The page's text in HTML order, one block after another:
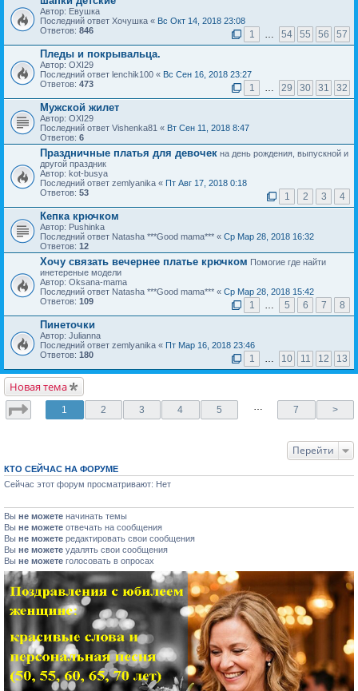
Автор: Евушка
Последний ответ Хочушка « Вс Окт 14, 2018 23:08
Ответов: 846 1 … 54 55 56 57
Пледы и покрывальца.
Автор: OXI29
Последний ответ lenchik100 « Вс Сен 16, 2018 23:27
Ответов: 473 1 … 29 30 31 32
Мужской жилет
Автор: OXI29
Последний ответ Vishenka81 « Вт Сен 11, 2018 8:47
Ответов: 6
Праздничные платья для девочек на день рождения, выпускной и
другой праздник
Автор: kot-busya
Последний ответ zemlyanika « Пт Авг 17, 2018 0:18
Ответов: 53 1 2 3 4
Кепка крючком
Автор: Pushinka
Последний ответ Natasha ***Good mama*** « Ср Мар 28, 2018 16:32
Ответов: 12
Хочу связать вечернее платье крючком Помогие где найти
инетереные модели
Автор: Oksana-mama
Последний ответ Natasha ***Good mama*** « Ср Мар 28, 2018 15:42
Ответов: 109 1 … 5 6 7 8
Пинеточки
Автор: Julianna
Последний ответ zemlyanika « Пт Мар 16, 2018 23:46
Ответов: 180 1 … 10 11 12 13
Новая тема
1 2 3 4 5 … 7 >
Перейти
КТО СЕЙЧАС НА ФОРУМЕ
Сейчас этот форум просматривают: Нет
Вы не можете начинать темы
Вы не можете отвечать на сообщения
Вы не можете редактировать свои сообщения
Вы не можете удалять свои сообщения
Вы не можете голосовать в опросах